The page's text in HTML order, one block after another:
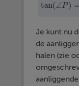
tan(∠P)
tan( ∠P)=
Je kunt nu
de
halen (zie